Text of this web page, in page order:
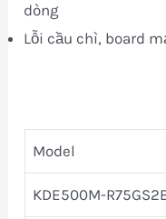
dòng
Lỗi cầu chì, board
Model
KDE500M-